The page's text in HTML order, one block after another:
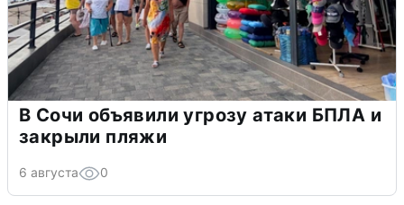
В Сочи объявили угрозу атаки БПЛА и
закрыли пляжи
6 августа 0